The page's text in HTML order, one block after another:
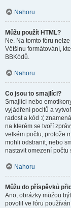
Nahoru
Můžu použít HTML?
Ne. Na tomto fóru
Většinu formátování,
BBKódů.
Nahoru
Co jsou to smajlíci?
Smajlíci nebo
vyjádření pocitů a
radost a kód :(
na kterém se tvoří
velkém počtu, protože
mohli odstranit, nebo
nastavit omezení počtu
Nahoru
Můžu do příspěvků
Ano, obrázky můžou
povolil ve fóru